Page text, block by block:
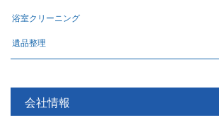
浴室クリーニング
遺品整理
会社情報